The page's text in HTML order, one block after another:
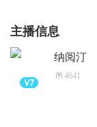
主播信息
纳阅汀
4641